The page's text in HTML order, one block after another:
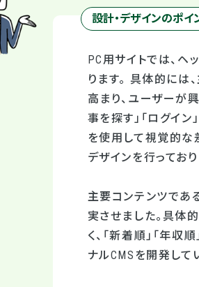
設計・デザインのポイ
PC用サイトでは、ヘ
ります。 具体的に
高まり、ユーザーが
事を探す」「ログイ
を使用して視覚的な
デザインを行っており
主要コンテンツであ
実させました。具体
く、「新着順」「年
ナルCMSを開発して